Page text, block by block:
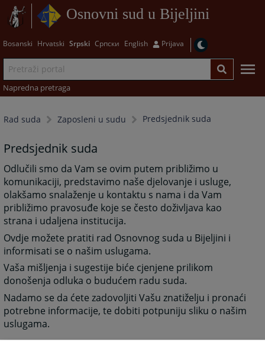
Osnovni sud u Bijeljini
Bosanski Hrvatski Srpski Српски English Prijava
Napredna pretraga
Rad suda Zaposleni u sudu Predsjednik suda
Predsjednik suda
Odlučili smo da Vam se ovim putem približimo u
komunikaciji, predstavimo naše djelovanje i usluge,
olakšamo snalaženje u kontaktu s nama i da Vam
približimo pravosuđe koje se često doživljava kao
strana i udaljena institucija.
Ovdje možete pratiti rad Osnovnog suda u Bijeljini i
informisati se o našim uslugama.
Vaša mišljenja i sugestije biće cjenjene prilikom
donošenja odluka o budućem radu suda.
Nadamo se da ćete zadovoljiti Vašu znatiželju i pronaći
potrebne informacije, te dobiti potpuniju sliku o našim
uslugama.